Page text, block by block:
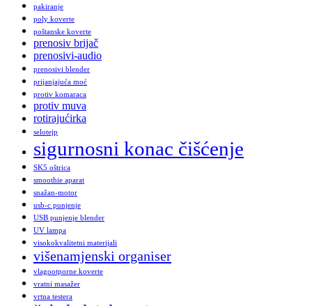
pakiranje
poly koverte
poštanske koverte
prenosiv brijač
prenosivi-audio
prenosivi blender
prijanjajuća moć
protiv komaraca
protiv muva
rotirajućirka
selotejp
sigurnosni konac čišćenje
SK5 oštrica
smoothie aparat
snažan-motor
usb-c punjenje
USB punjenje blender
UV lampa
visokokvalitetni materijali
višenamjenski organiser
vlagootporne koverte
vratni masažer
vrtna testera